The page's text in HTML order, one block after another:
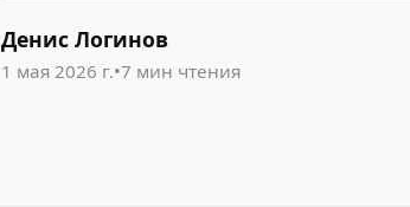
Денис Логинов
1 мая 2026 г.•7 мин чтения